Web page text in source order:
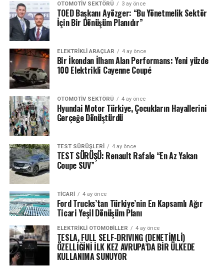
OTOMOTIV SEKTÖRÜ 3 ay önce
TOED Başkanı Ayözger: “Bu Yönetmelik Sektör
İçin Bir Dönüşüm Planıdır”
ELEKTRIKLI ARAÇLAR 4 ay önce
Bir İkondan İlham Alan Performans: Yeni yüzde
100 Elektrikli Cayenne Coupé
OTOMOTIV SEKTÖRÜ 4 ay önce
Hyundai Motor Türkiye, Çocukların Hayallerini
Gerçeğe Dönüştürdü
TEST SÜRÜŞLERI 4 ay önce
TEST SÜRÜŞÜ: Renault Rafale “En Az Yakan
Coupe SUV”
TICARI 4 ay önce
Ford Trucks’tan Türkiye’nin En Kapsamlı Ağır
Ticari Yeşil Dönüşüm Planı
ELEKTRIKLI OTOMOBILLER 4 ay önce
TESLA, FULL SELF-DRIVING (DENETİMLİ)
ÖZELLİĞİNİ İLK KEZ AVRUPA’DA BİR ÜLKEDE
KULLANIMA SUNUYOR